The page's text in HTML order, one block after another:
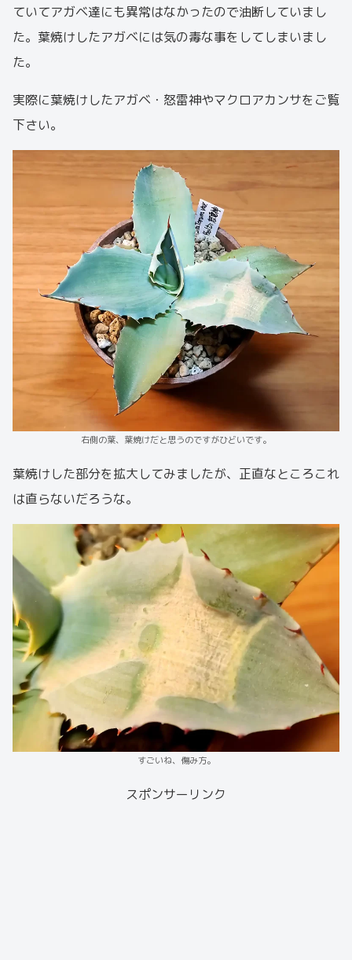
ていてアガベ達にも異常はなかったので油断していまし
た。葉焼けしたアガベには気の毒な事をしてしまいまし
た。
実際に葉焼けしたアガベ・怒雷神やマクロアカンサをご覧
下さい。
右側の葉、葉焼けだと思うのですがひどいです。
葉焼けした部分を拡大してみましたが、正直なところこれ
は直らないだろうな。
すごいね、傷み方。
スポンサーリンク